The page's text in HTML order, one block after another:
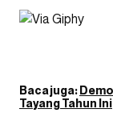
Baca juga:
Tayang Tahun Ini